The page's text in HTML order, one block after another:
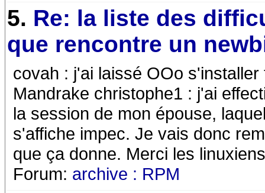
5. Re: la liste des
que rencontre un
covah : j'ai laissé OOo
Mandrake christophe1 : j'ai
la session de mon épouse,
s'affiche impec. Je vais donc
que ça donne. Merci les
Forum: archive : RPM